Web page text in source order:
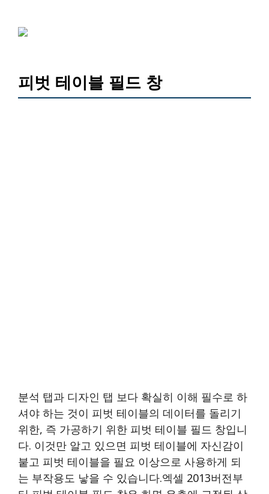
피벗 테이블 필드 창
분석 탭과 디자인 탭 보다 확실히 이해 필수로 하
셔야 하는 것이 피벗 테이블의 데이터를 돌리기
위한, 즉 가공하기 위한 피벗 테이블 필드 창입니
다. 이것만 알고 있으면 피벗 테이블에 자신감이
붙고 피벗 테이블을 필요 이상으로 사용하게 되
는 부작용도 낳을 수 있습니다.엑셀 2013버전부